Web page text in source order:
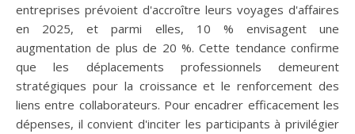
entreprises prévoient d'accroître leurs voyages d'affaires
en 2025, et parmi elles, 10 % envisagent une
augmentation de plus de 20 %. Cette tendance confirme
que les déplacements professionnels demeurent
stratégiques pour la croissance et le renforcement des
liens entre collaborateurs. Pour encadrer efficacement les
dépenses, il convient d'inciter les participants à privilégier